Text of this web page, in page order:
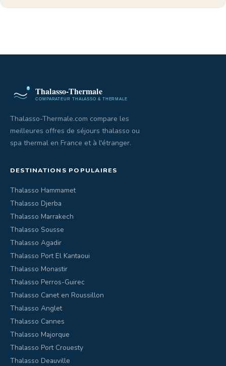
Thalasso-Thermale.com compare les
meilleures offres de séjours thalasso ou
spa thermal en France et à l'étranger.
DESTINATIONS POPULAIRES
Thalasso Hammamet
Thalasso Djerba
Thalasso Marrakech
Thalasso Sousse
Thalasso Agadir
Thalasso Port El Kantaoui
Thalasso Monastir
Thalasso Perros-Guirec
Thalasso Canet en Roussillon
Thalasso Anglet
Thalasso Cannes
Thalasso Majorque
Thalasso Port Crouesty
Thalasso Deauville